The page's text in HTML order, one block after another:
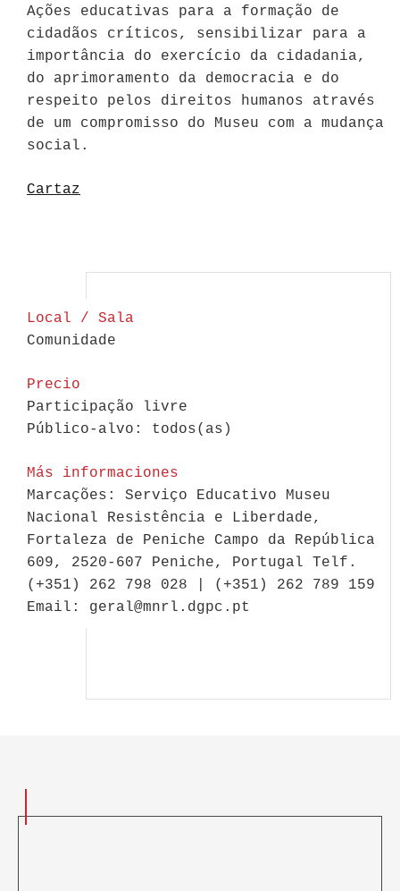
Ações educativas para a formação de
cidadãos críticos, sensibilizar para a
importância do exercício da cidadania,
do aprimoramento da democracia e do
respeito pelos direitos humanos através
de um compromisso do Museu com a mudança
social.
Cartaz
Local / Sala
Comunidade
Precio
Participação livre
Público-alvo: todos(as)
Más informaciones
Marcações: Serviço Educativo Museu
Nacional Resistência e Liberdade,
Fortaleza de Peniche Campo da República
609, 2520-607 Peniche, Portugal Telf.
(+351) 262 798 028 | (+351) 262 789 159
Email: geral@mnrl.dgpc.pt